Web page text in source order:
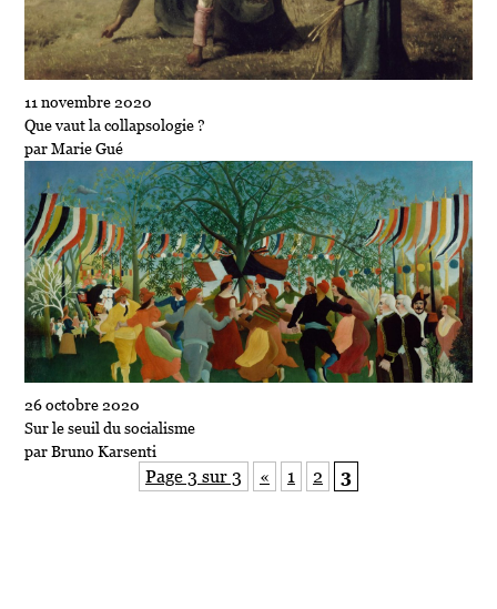
11 novembre 2020
Que vaut la collapsologie ?
par Marie Gué
26 octobre 2020
Sur le seuil du socialisme
par Bruno Karsenti
Page 3 sur 3 « 1 2 3